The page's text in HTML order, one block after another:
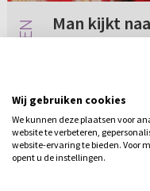
Man kijkt
ding wat ons
wordt soms
‘ziet’ mooie
1 reactie
Wij gebruiken cookies
We kunnen deze plaatsen voor
website te verbeteren,
website-ervaring te bieden. Voor
opent u de instellingen.